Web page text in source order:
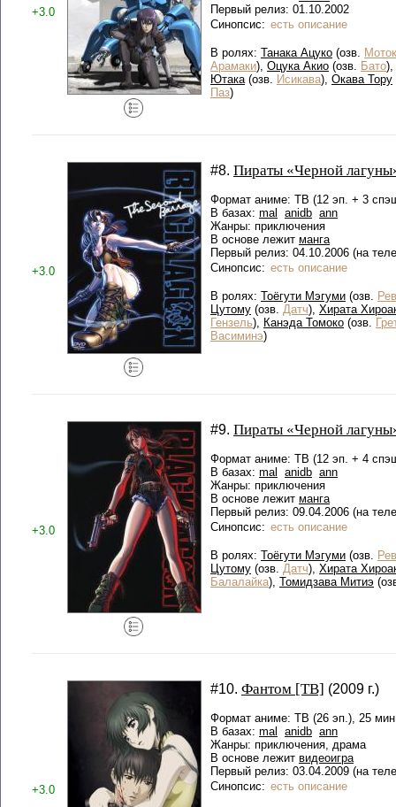
+3.0
Первый релиз: 01.10.2002
Синопсис: есть описание
В ролях: Танака Ацуко (озв.
Арамаки), Оцука Акио (озв. Бато),
Ютака(озв. Исикава), Окава Тору
Паз)
+3.0
#8. Пираты «Черной
Формат аниме: ТВ (12 эп. + 3
В базах: mal anidb ann
Жанры: приключения
В основе лежит манга
Первый релиз: 04.10.2006 (на
Синопсис: есть описание
В ролях: Тоёгути Мэгуми (озв.
Цутому (озв. Датч), Хирата
Гензель), Канэда Томоко (озв.
Васиминэ)
+3.0
#9. Пираты «Черной
Формат аниме: ТВ (12 эп. + 4
В базах: mal anidb ann
Жанры: приключения
В основе лежит манга
Первый релиз: 09.04.2006 (на
Синопсис: есть описание
В ролях: Тоёгути Мэгуми (озв.
Цутому (озв. Датч), Хирата
Балалайка), Томидзава Митиэ
+3.0
#10. Фантом [ТВ] (2009 г.)
Формат аниме: ТВ (26 эп.), 25
В базах: mal anidb ann
Жанры: приключения, драма
В основе лежит видеоигра
Первый релиз: 03.04.2009 (на
Синопсис: есть описание